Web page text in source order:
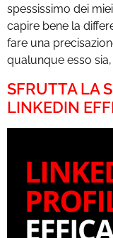
spessissimo dei
capire bene la
fare una
qualunque esso sia,
SFRUTTA LA
LINKEDIN